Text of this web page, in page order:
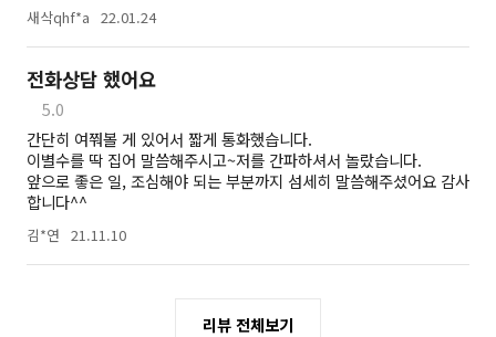
새삭qhf*a 22.01.24
전화상담 했어요
5.0
간단히 여쭤볼 게 있어서 짧게 통화했습니다.
이별수를 딱 집어 말씀해주시고~저를 간파하셔서 놀랐습니다.
앞으로 좋은 일, 조심해야 되는 부분까지 섬세히 말씀해주셨어요 감사
합니다^^
김*연 21.11.10
리뷰 전체보기